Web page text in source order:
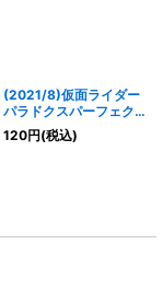
(2021/8)仮面ライダー
パラドクスパーフェクト
ノックアウトゲーマーレ
ベル99[2]【M】
120円(税込)